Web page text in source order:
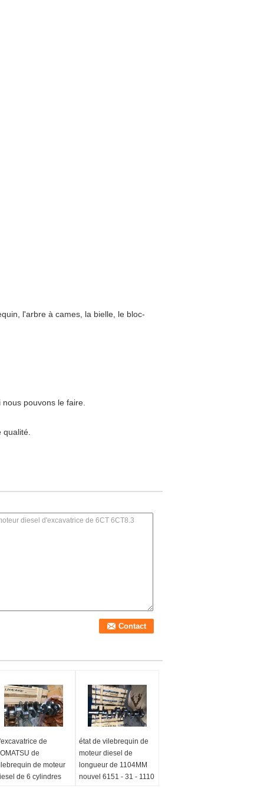
l'arbre à cames, la bielle, le bloc-
pouvons le faire.
de
de
de moteur
de 6 cylindres
état de vilebrequin de
moteur diesel de
longueur de 1104MM
nouvel 6151 - 31 - 1110